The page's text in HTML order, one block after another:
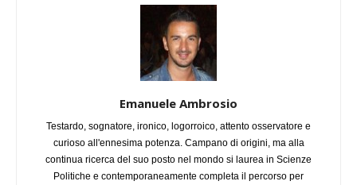
Emanuele Ambrosio
Testardo, sognatore, ironico, logorroico, attento osservatore e
curioso all'ennesima potenza. Campano di origini, ma alla
continua ricerca del suo posto nel mondo si laurea in Scienze
Politiche e contemporaneamente completa il percorso per